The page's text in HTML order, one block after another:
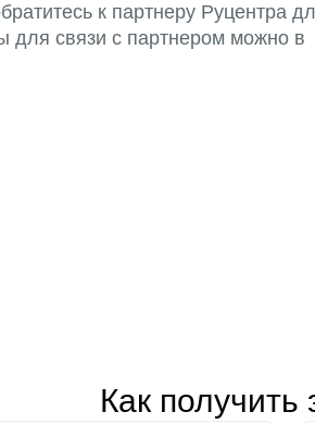
к партнеру Руцентра
для связи с партнером можно в
Как получить